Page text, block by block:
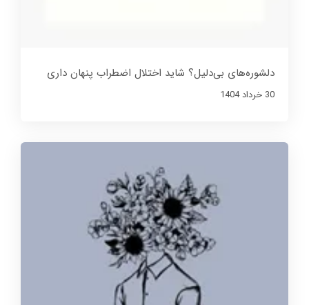
دلشوره‌های بی‌دلیل؟ شاید اختلال اضطراب پنهان داری
30 خرداد 1404